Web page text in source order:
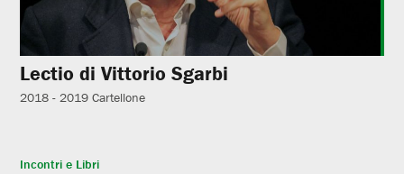
Lectio di Vittorio Sgarbi
2018 - 2019 Cartellone
Incontri e Libri